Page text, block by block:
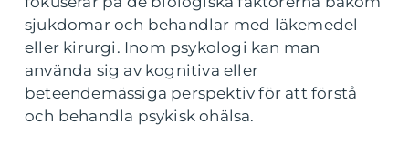
sjukdomar och behandlar med läkemedel
eller kirurgi. Inom psykologi kan man
använda sig av kognitiva eller
beteendemässiga perspektiv för att förstå
och behandla psykisk ohälsa.